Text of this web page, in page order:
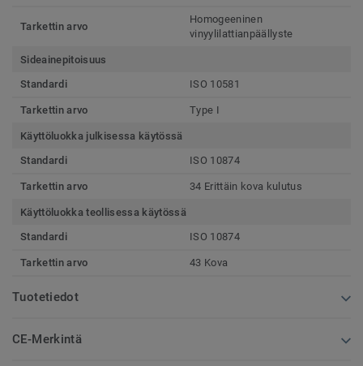
Tarkettin arvo
Homogeeninen
vinyylilattianpäällyste
Sideainepitoisuus
Standardi
ISO 10581
Tarkettin arvo Type I
Käyttöluokka julkisessa käytössä
Standardi
ISO 10874
Tarkettin arvo 34 Erittäin kova kulutus
Käyttöluokka teollisessa käytössä
Standardi
ISO 10874
Tarkettin arvo 43 Kova
Tuotetiedot
CE-Merkintä